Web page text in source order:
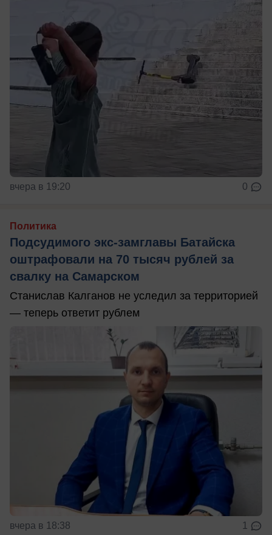
вчера в 19:20 0
Политика
Подсудимого экс-замглавы Батайска
оштрафовали на 70 тысяч рублей за
свалку на Самарском
Станислав Калганов не уследил за территорией
— теперь ответит рублем
вчера в 18:38 1